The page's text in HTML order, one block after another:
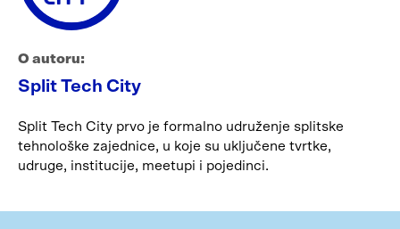
O autoru:
Split Tech City
Split Tech City prvo je formalno udruženje splitske
tehnološke zajednice, u koje su uključene tvrtke,
udruge, institucije, meetupi i pojedinci.